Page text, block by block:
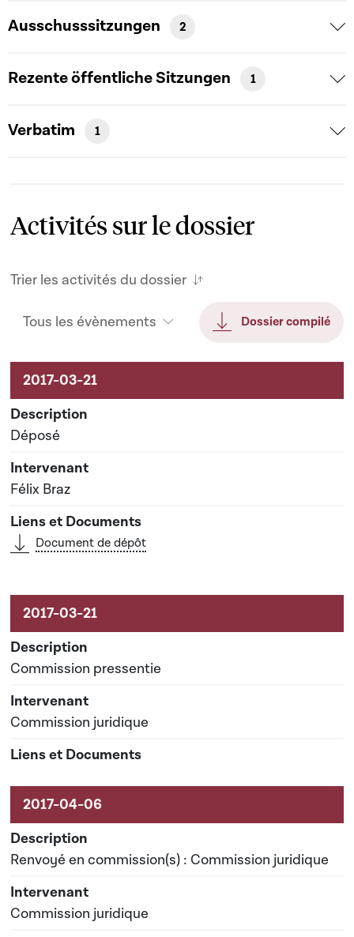
Ausschusssitzungen 2
Rezente öffentliche Sitzungen 1
Verbatim 1
Activités sur le dossier
Trier les activités du dossier
Tous les évènements Dossier compilé
Activités sur le dossier
Déposé
Félix Braz
Document de dépôt
Commission pressentie
Commission juridique
Renvoyé en commission(s) : Commission juridique
Commission juridique